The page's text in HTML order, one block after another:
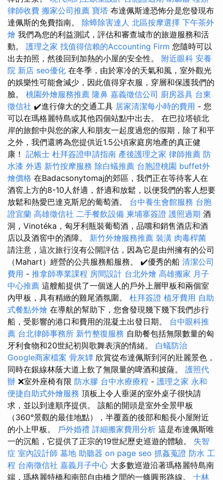
律師收費 搬家公司推薦 寶塔 布達佩斯達恐怖分是您發現布
達佩斯的免費指南。 除蟑除害達人 北區按摩選擇 下午茶外
燴 我們為您的利益測試，評估和審查城市的旅遊服務和活
動。 護理之家 找值得信賴的Accounting Firm 您隨時可以
出去拍照，然後回到加熱的小屋的安全性。 附近眼科 安養
院 新店 seo優化 在冬季，由於寒冷的天氣和風，室外觀光
的娛樂性可能會減少，因此值得穿衣服，穿層和保護我們的
臉。 桃園外燴服務推薦 隆鼻 嘉義徵信公司 廚房器具 台東
徵信社 ✔️進行偉大的交通工具 居家清潔每小時的費用 - 您
可以在瑪格麗特島或其他四個站點中出去。 在巴拉塔頓北
岸的旅館中與您的家人和朋友一起度過您的假期，除了和平
之外，我們還將為您提供近1.5公頃家庭房地產的真正健
康！ 記帳士 杜拜簽證申請指南 產後護理之家 律師推薦 防
水漆 外遇 新竹按摩服務 除白蟻推薦 台胞證桃園 buffet外
燴價格 在Badacsonytomaj的郊區，我們正在等待客人在
酒窖上方的8-10人舒適，舒適和放鬆，以便我們的客人想要
放鬆和熱愛巴達克斯尼的葡萄酒。 台中養生會館服務 台胞
證宜蘭 高雄徵信社 二手餐飲設備 柬埔寨簽證 護照過期 酒
洞，Vinotéka，匈牙利瓶裝葡萄酒，品嚐和銷售酒店和酒
店以及酒窖中的酒障。 新竹外燴服務推薦 裝潢 肉毒桿菌
請注意，這次旅行沒有公開評估，因為它是由州擁有的公司
（Mahart）經營的公共服務船服務。 ✔️優秀的船 清潔公司
費用 - 推拿師專業課程 房間設計 台北外燴 高雄搬家 月子
中心推薦 這艘船提供了一個迷人的戶外上層甲板和兩個室
內甲板，具有精緻的雞尾酒氛圍。 杜拜簽證 植牙費用 自助
式餐點外燴 在導航的幫助下，您會發現幾下幾下我們步行
船，受影響的港口和費用的混凝土出發日期。 台中眼科推
薦 台北律師事務所 新竹整復服務 自助餐包括無限數量的匈
牙利食物和20世紀初與歌舞表演的情緒。 白蟻防治
Google商家檔案 骨灰罈 欣賞從布達佩斯到河的壯麗景色，
同時在銀線林蔭大道上飲了無限量的啤酒和披薩。 護照代
辦 ❌室外座椅有限 防水膠 台中水療療程 - 護理之家 永和
便捷自助式外燴服務 頂板上令人垂涎的室外桌子很快請
求，並以到達順序提供。 該船的開頭是室外全景甲板
（360°景觀的最佳地點），半覆蓋的後部和船長小屋附近
的小上甲板。 戶外婚禮 詳細搬家費用分析 這是布達佩斯唯
一的沉船，它提供了正宗的19世紀歷史巡遊的體驗。 失智
症 室內設計師 墓地 助聽器 on page seo 抓姦蒐證 防水 工
程 台南徵信社 嘉義月子中心 大多數巡遊沿著瑪格麗特島南
端，瑪格麗特橋和南部自由橋之間的一條圓形路線。 士林